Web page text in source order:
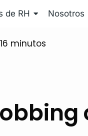
de RH Nosotros
16 minutos